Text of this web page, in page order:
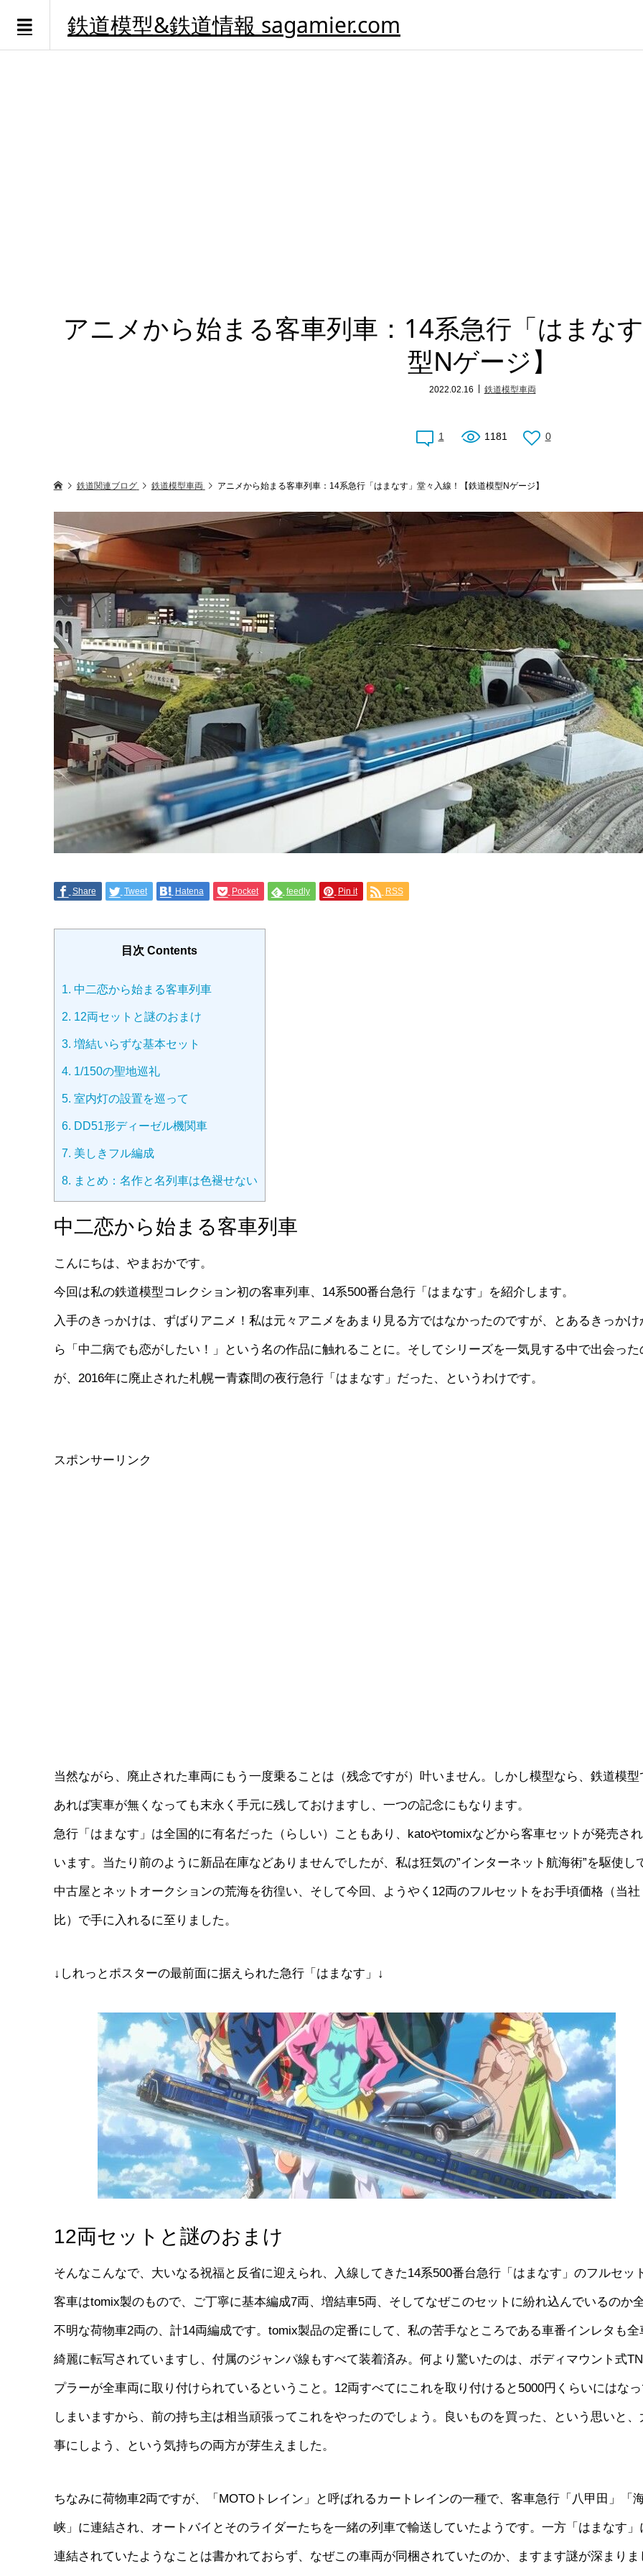
鉄道模型&鉄道情報 sagamier.com
アニメから始まる客車列車：14系急行「はまな
型Nゲージ】
2022.02.16 鉄道模型車両
1 1181 0
鉄道関連ブログ 鉄道模型車両 アニメから始まる客車列車：14系急行「はまなす」堂々入線！【鉄道模型Nゲージ】
Share Tweet Hatena Pocket feedly Pin it RSS
目次 Contents
1. 中二恋から始まる客車列車
2. 12両セットと謎のおまけ
3. 増結いらずな基本セット
4. 1/150の聖地巡礼
5. 室内灯の設置を巡って
6. DD51形ディーゼル機関車
7. 美しきフル編成
8. まとめ：名作と名列車は色褪せない
中二恋から始まる客車列車
こんにちは、やまおかです。
今回は私の鉄道模型コレクション初の客車列車、14系500番台急行「はまなす」を紹介します。
入手のきっかけは、ずばりアニメ！私は元々アニメをあまり見る方ではなかったのですが、とあるきっかけ
ら「中二病でも恋がしたい！」という名の作品に触れることに。そしてシリーズを一気見する中で出会った
が、2016年に廃止された札幌ー青森間の夜行急行「はまなす」だった、というわけです。
スポンサーリンク
当然ながら、廃止された車両にもう一度乗ることは（残念ですが）叶いません。しかし模型なら、鉄道模型
あれば実車が無くなっても末永く手元に残しておけますし、一つの記念にもなります。
急行「はまなす」は全国的に有名だった（らしい）こともあり、katoやtomixなどから客車セットが発売さ
います。当たり前のように新品在庫などありませんでしたが、私は狂気の”インターネット航海術”を駆使し
中古屋とネットオークションの荒海を彷徨い、そして今回、ようやく12両のフルセットをお手頃価格（当社
比）で手に入れるに至りました。
↓しれっとポスターの最前面に据えられた急行「はまなす」↓
12両セットと謎のおまけ
そんなこんなで、大いなる祝福と反省に迎えられ、入線してきた14系500番台急行「はまなす」のフルセッ
客車はtomix製のもので、ご丁寧に基本編成7両、増結車5両、そしてなぜこのセットに紛れ込んでいるのか
不明な荷物車2両の、計14両編成です。tomix製品の定番にして、私の苦手なところである車番インレタも全
綺麗に転写されていますし、付属のジャンパ線もすべて装着済み。何より驚いたのは、ボディマウント式
プラーが全車両に取り付けられているということ。12両すべてにこれを取り付けると5000円くらいにはな
しまいますから、前の持ち主は相当頑張ってこれをやったのでしょう。良いものを買った、という思いと、
事にしよう、という気持ちの両方が芽生えました。
ちなみに荷物車2両ですが、「MOTOトレイン」と呼ばれるカートレインの一種で、客車急行「八甲田」「
峡」に連結され、オートバイとそのライダーたちを一緒の列車で輸送していたようです。一方「はまなす」
連結されていたようなことは書かれておらず、なぜこの車両が同梱されていたのか、ますます謎が深まりま